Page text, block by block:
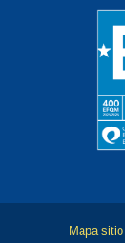
Mapa sitio